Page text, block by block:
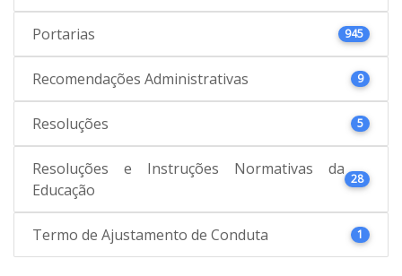
Portarias 945
Recomendações Administrativas 9
Resoluções 5
Resoluções e Instruções Normativas da
Educação
28
Termo de Ajustamento de Conduta 1